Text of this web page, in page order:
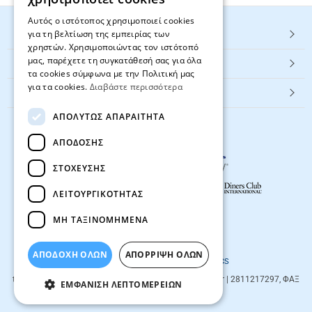
HOT ΚΑΤΗΓΟΡΙΕΣ
ΕΞΥΠΗΡΕΤΗΣΗ ΠΕΛΑΤΩΝ
Textbook.gr
© 2026 textbook.gr All rights reserved
Designed & developed by
NETMECHANICS
textbook.gr
| info@textbook.gr | 2811217297, ΦΑΞ
2810283273
Αυτός ο ιστότοπος χρησιμοποιεί cookies
για τη βελτίωση της εμπειρίας των
χρηστών. Χρησιμοποιώντας τον ιστότοπό
μας, παρέχετε τη συγκατάθεσή σας για όλα
τα cookies σύμφωνα με την Πολιτική μας
για τα cookies. Διαβάστε περισσότερα
ΑΠΟΛΎΤΩΣ ΑΠΑΡΑΊΤΗΤΑ
ΑΠΌΔΟΣΗΣ
ΣΤΌΧΕΥΣΗΣ
ΛΕΙΤΟΥΡΓΙΚΌΤΗΤΑΣ
ΜΗ ΤΑΞΙΝΟΜΗΜΈΝΑ
ΑΠΟΔΟΧΗ ΟΛΩΝ ΑΠΌΡΡΙΨΗ ΌΛΩΝ
ΕΜΦΆΝΙΣΗ ΛΕΠΤΟΜΕΡΕΙΏΝ